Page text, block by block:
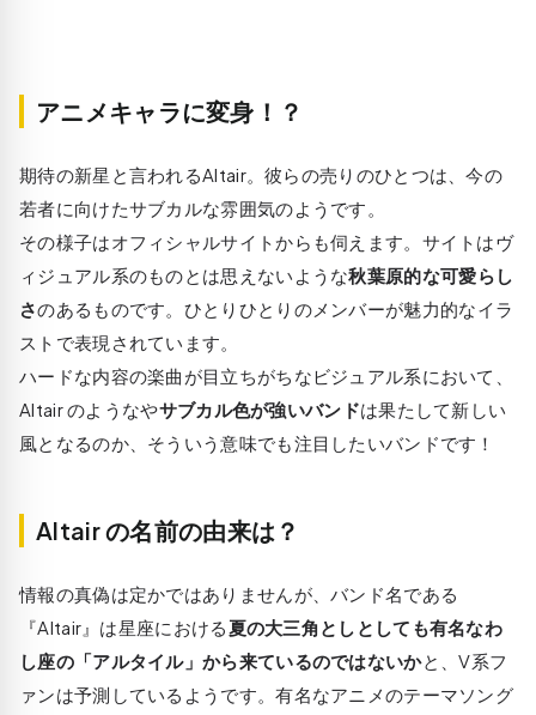
アニメキャラに変身！？
期待の新星と言われるAltair。彼らの売りのひとつは、今の
若者に向けたサブカルな雰囲気のようです。
その様子はオフィシャルサイトからも伺えます。サイトはヴ
ィジュアル系のものとは思えないような秋葉原的な可愛らし
さのあるものです。ひとりひとりのメンバーが魅力的なイラ
ストで表現されています。
ハードな内容の楽曲が目立ちがちなビジュアル系において、
Altair のようなやサブカル色が強いバンドは果たして新しい
風となるのか、そういう意味でも注目したいバンドです！
Altair の名前の由来は？
情報の真偽は定かではありませんが、バンド名である
『Altair』は星座における夏の大三角としとしても有名なわ
し座の「アルタイル」から来ているのではないかと、V系フ
ァンは予測しているようです。有名なアニメのテーマソング